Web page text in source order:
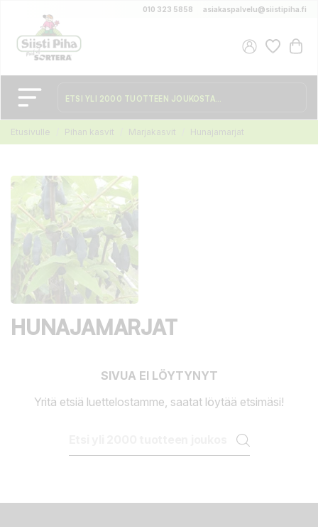
010 323 5858 asiakaspalvelu@siistipiha.fi
Etusivulle Pihan kasvit Marjakasvit Hunajamarjat
HUNAJAMARJAT
SIVUA EI LÖYTYNYT
Yritä etsiä luettelostamme, saatat löytää etsimäsi!